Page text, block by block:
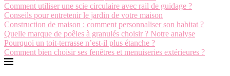
Comment utiliser une scie circulaire avec rail de guidage ?
Conseils pour entretenir le jardin de votre maison
Construction de maison : comment personnaliser son habitat ?
Quelle marque de poêles à granulés choisir ? Notre analyse
Pourquoi un toit-terrasse n’est-il plus étanche ?
Comment bien choisir ses fenêtres et menuiseries extérieures ?